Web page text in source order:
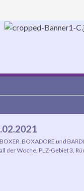
for:
BOXER, BOXADORE und
der Woche PLZ-Gebiet 3